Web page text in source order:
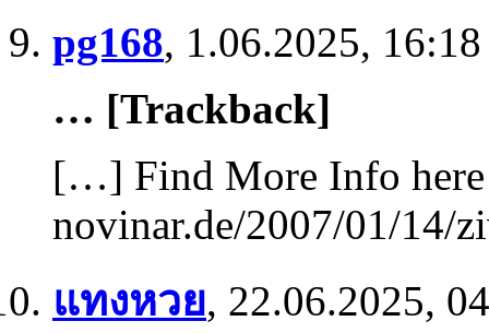
pg168, 1.06.2025, 16:18
… [Trackback]
[…] Find More Info here
novinar.de/2007/01/
แทงหวย, 22.06.2025,